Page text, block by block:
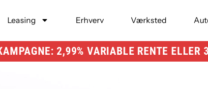
Leasing Erhverv Værksted
2,99% VARIABLE RENTE ELLER